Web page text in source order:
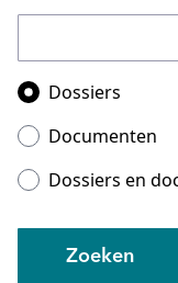
Zoeken in
Dossiers
Documenten
Dossiers en
Zoeken